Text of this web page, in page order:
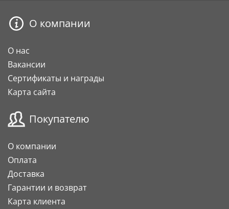
О компании
О нас
Вакансии
Сертификаты и награды
Карта сайта
Покупателю
О компании
Оплата
Доставка
Гарантии и возврат
Карта клиента